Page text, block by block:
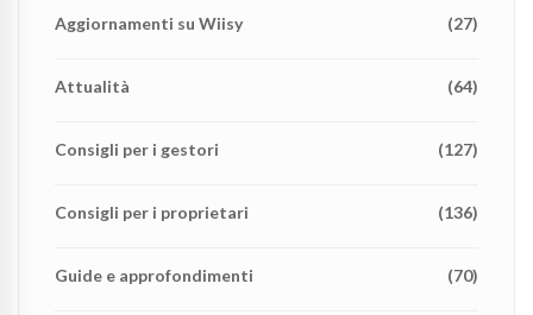
Aggiornamenti su Wiisy (27)
Attualità (64)
Consigli per i gestori (127)
Consigli per i proprietari (136)
Guide e approfondimenti (70)